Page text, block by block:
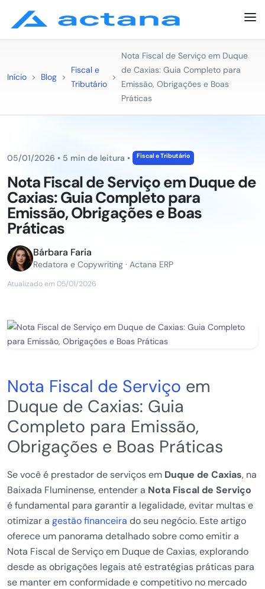
Início > Blog >
Fiscal e
Tributário
>
Nota Fiscal de Serviço em Duque
de Caxias: Guia Completo para
Emissão, Obrigações e Boas
Práticas
05/01/2026 • 5 min de leitura • Fiscal e Tributário
Nota Fiscal de Serviço em Duque de
Caxias: Guia Completo para
Emissão, Obrigações e Boas
Práticas
Bárbara Faria
Redatora e Copywriting · Actana ERP
Atualizado em 05/01/2026
Nota Fiscal de Serviço em
Duque de Caxias: Guia
Completo para Emissão,
Obrigações e Boas Práticas
Se você é prestador de serviços em Duque de Caxias, na
Baixada Fluminense, entender a Nota Fiscal de Serviço
é fundamental para garantir a legalidade, evitar multas e
otimizar a gestão financeira do seu negócio. Este artigo
oferece um panorama detalhado sobre como emitir a
Nota Fiscal de Serviço em Duque de Caxias, explorando
desde as obrigações legais até estratégias práticas para
se manter em conformidade e competitivo no mercado